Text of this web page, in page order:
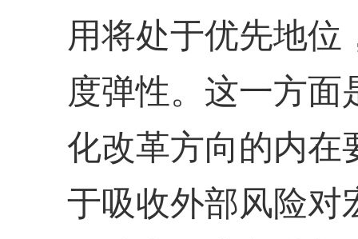
用将处于优先地位
度弹性。这一方面
化改革方向的内在
于吸收外部风险对